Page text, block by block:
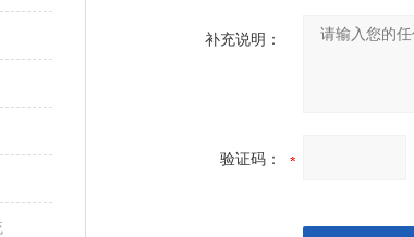
补充说明：
验证码：